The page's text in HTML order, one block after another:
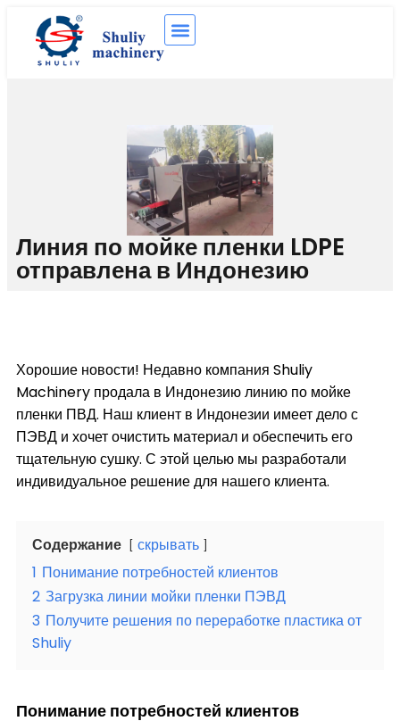
Линия по мойке пленки LDPE
отправлена ​​в Индонезию
Хорошие новости! Недавно компания Shuliy
Machinery продала в Индонезию линию по мойке
пленки ПВД. Наш клиент в Индонезии имеет дело с
ПЭВД и хочет очистить материал и обеспечить его
тщательную сушку. С этой целью мы разработали
индивидуальное решение для нашего клиента.
Содержание
скрывать
1 Понимание потребностей клиентов
2 Загрузка линии мойки пленки ПЭВД
3 Получите решения по переработке пластика от
Shuliy
Понимание потребностей клиентов